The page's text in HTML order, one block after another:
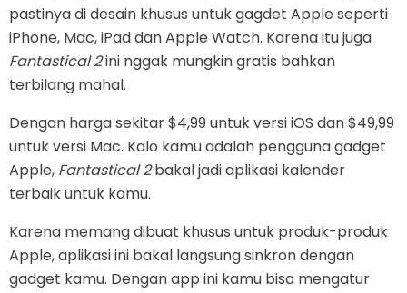
pastinya di desain khusus untuk gagdet Apple seperti
iPhone, Mac, iPad dan Apple Watch. Karena itu juga
Fantastical 2ini nggak mungkin gratis bahkan
terbilang mahal.
Dengan harga sekitar $4,99 untuk versi iOS dan $49,99
untuk versi Mac. Kalo kamu adalah pengguna gadget
Apple, Fantastical 2bakal jadi aplikasi kalender
terbaik untuk kamu.
Karena memang dibuat khusus untuk produk-produk
Apple, aplikasi ini bakal langsung sinkron dengan
gadget kamu. Dengan app ini kamu bisa mengatur